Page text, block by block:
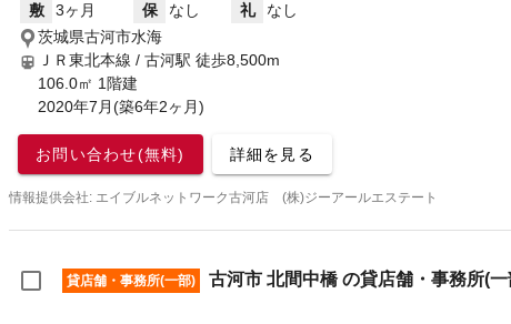
敷 3ヶ月 保 なし 礼
なし
茨城県古河市水海
ＪＲ東北本線 / 古河駅 徒歩8,500m
106.0㎡ 1階建
2020年7月(築6年2ヶ月)
お問い合わせ(無料) 詳細を見る
情報提供会社: エイブルネットワーク古河店 (株)ジーアールエステート
貸店舗・事務所(一部) 古河市 北間中橋 の貸店舗・事務所(一